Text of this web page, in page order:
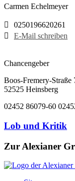
Carmen Echelmeyer
0250196620261
E-Mail schreiben
Chancengeber
Boos-Fremery-Straße
52525 Heinsberg
02452 86079-60
Lob und Kritik
Zur Alexianer